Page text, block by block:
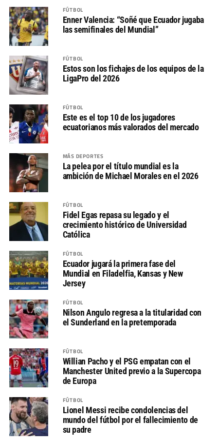
FÚTBOL
Enner Valencia: “Soñé que Ecuador jugaba
las semifinales del Mundial”
FÚTBOL
Estos son los fichajes de los equipos de la
LigaPro del 2026
FÚTBOL
Este es el top 10 de los jugadores
ecuatorianos más valorados del mercado
MÁS DEPORTES
La pelea por el título mundial es la
ambición de Michael Morales en el 2026
FÚTBOL
Fidel Egas repasa su legado y el
crecimiento histórico de Universidad
Católica
FÚTBOL
Ecuador jugará la primera fase del
Mundial en Filadelfia, Kansas y New
Jersey
FÚTBOL
Nilson Angulo regresa a la titularidad con
el Sunderland en la pretemporada
FÚTBOL
Willian Pacho y el PSG empatan con el
Manchester United previo a la Supercopa
de Europa
FÚTBOL
Lionel Messi recibe condolencias del
mundo del fútbol por el fallecimiento de
su padre